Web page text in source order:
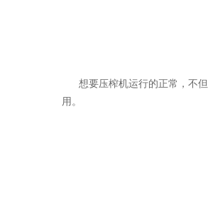
想要压榨机运行的正常，不
用。